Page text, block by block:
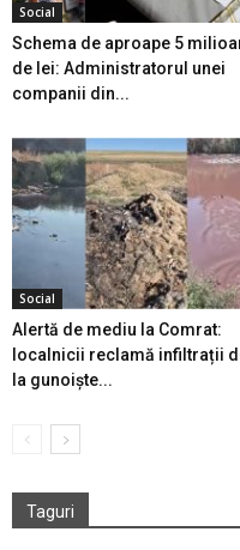
Social
Schema de aproape 5
de lei: Administratorul unei
companii din...
Social
Alertă de mediu la Comrat:
localnicii reclamă infiltrații
la gunoiște...
Taguri